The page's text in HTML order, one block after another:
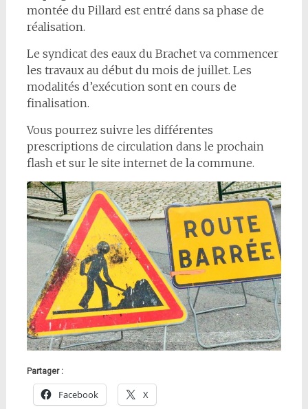
montée du Pillard est entré dans sa phase de
réalisation.
Le syndicat des eaux du Brachet va commencer
les travaux au début du mois de juillet. Les
modalités d’exécution sont en cours de
finalisation.
Vous pourrez suivre les différentes
prescriptions de circulation dans le prochain
flash et sur le site internet de la commune.
Partager :
Facebook X